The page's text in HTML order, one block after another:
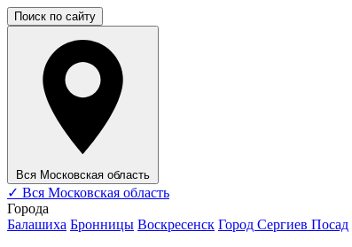
Поиск по сайту
Вся Московская область
✓ Вся Московская область
Города
Балашиха Бронницы Воскресенск Город Сергиев Посад